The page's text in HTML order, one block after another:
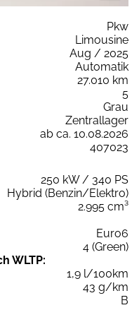
Pkw
Limousine
Aug / 2025
Automatik
27.010 km
5
Grau
Zentrallager
ab ca. 10.08.2026
407023
250 kW / 340 PS
Hybrid (Benzin/Elektro)
2.995 cm³
Euro6
4 (Green)
WLTP:
1,9 l/100km
43 g/km
B